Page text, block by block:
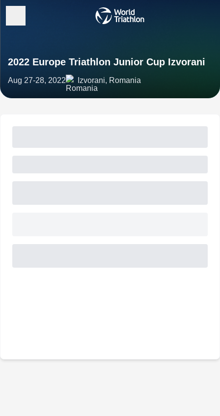
2022 Europe Triathlon Junior Cup Izvorani
Aug 27-28, 2022 Izvorani, Romania